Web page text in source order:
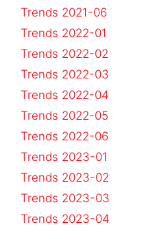
Trends 2021-06
Trends 2022-01
Trends 2022-02
Trends 2022-03
Trends 2022-04
Trends 2022-05
Trends 2022-06
Trends 2023-01
Trends 2023-02
Trends 2023-03
Trends 2023-04